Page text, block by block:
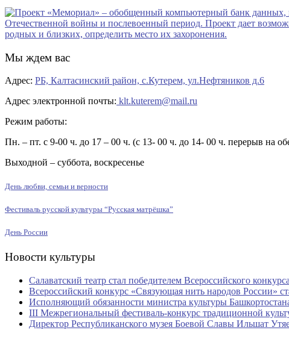
Мы ждем вас
Адрес: РБ, Калтасинский район, с.Кутерем, ул.Нефтяников д.6
Адрес электронной почты: klt.kuterem@mail.ru
Режим работы:
Пн. – пт. с 9-00 ч. до 17 – 00 ч. (с 13- 00 ч. до 14- 00 ч. перерыв на
Выходной – суббота, воскресенье
День любви, семьи и верности
Фестиваль русской культуры “Русская матрёшка”
День России
Новости культуры
Салаватский театр стал победителем Всероссийского
Всероссийский конкурс «Связующая нить народов России»
Исполняющий обязанности министра культуры
III Межрегиональный фестиваль-конкурс традиционной
Директор Республиканского музея Боевой Славы Ильшат